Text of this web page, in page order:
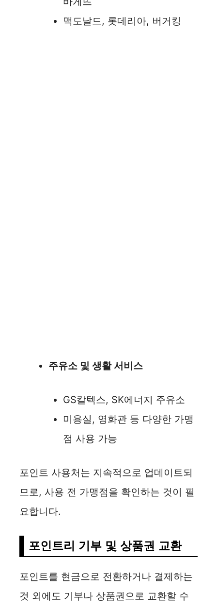
맥도날드, 롯데리아, 버거킹
주유소 및 생활 서비스
GS칼텍스, SK에너지 주유소
미용실, 영화관 등 다양한 가맹
점 사용 가능
포인트 사용처는 지속적으로 업데이트되
므로, 사용 전 가맹점을 확인하는 것이 필
요합니다.
포인트리 기부 및 상품권 교환
포인트를 현금으로 전환하거나 결제하는
것 외에도 기부나 상품권으로 교환할 수